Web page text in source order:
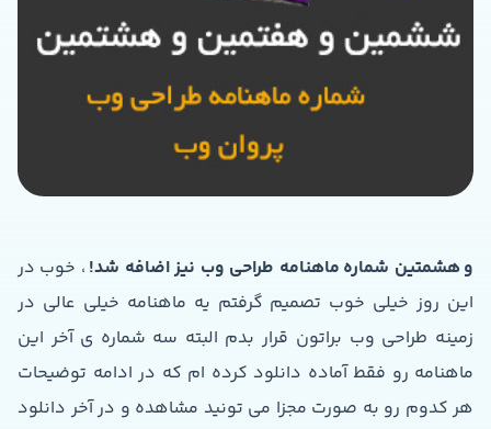
و هشمتین شماره ماهنامه طراحی وب نیز اضافه شد! ، خوب در
این روز خیلی خوب تصمیم گرفتم یه ماهنامه خیلی عالی در
زمینه طراحی وب براتون قرار بدم البته سه شماره ی آخر این
ماهنامه رو فقط آماده دانلود کرده ام که در ادامه توضیحات
هر کدوم رو به صورت مجزا می تونید مشاهده و در آخر دانلود